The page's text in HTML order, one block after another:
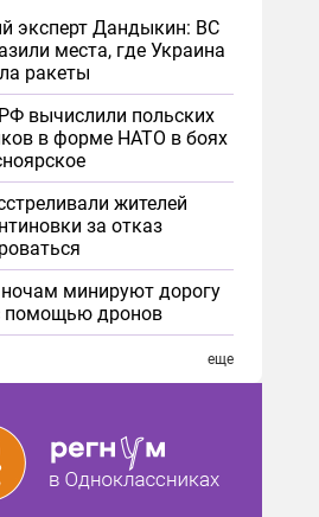
эксперт Дандыкин: ВС
места, где Украина
ракеты
вычислили польских
в форме НАТО в боях
жителей
за отказ
минируют дорогу
помощью дронов
еще